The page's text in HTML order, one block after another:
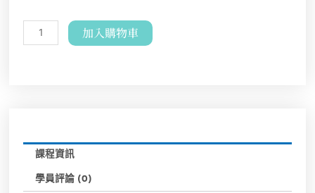
加入購物車
課程資訊
學員評論 (0)